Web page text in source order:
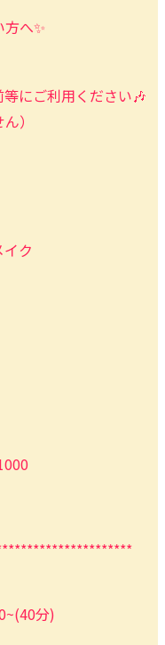
へ✨
にご利用ください🎶
）
ク
分)